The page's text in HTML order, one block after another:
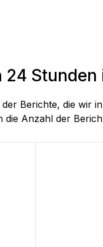
24
Berichte, die
Anzahl der